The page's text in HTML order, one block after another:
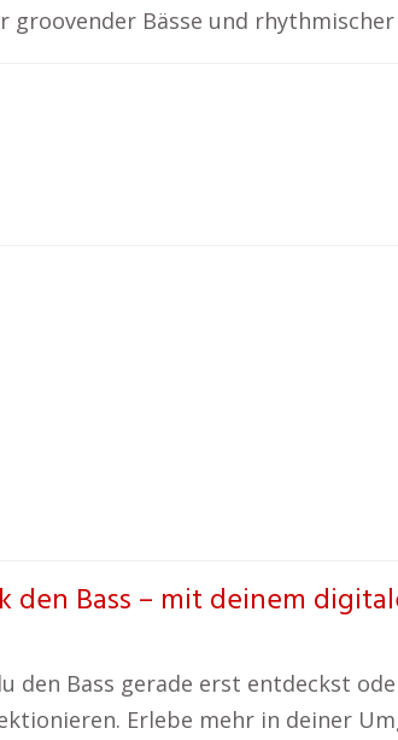
groovender Bässe und
den Bass – mit deinem
den Bass gerade erst entdeckst
Erlebe mehr in deiner